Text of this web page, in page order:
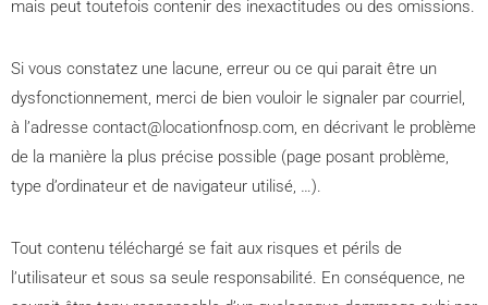
mais peut toutefois contenir des inexactitudes ou des omissions.
Si vous constatez une lacune, erreur ou ce qui parait être un
dysfonctionnement, merci de bien vouloir le signaler par courriel,
à l’adresse contact@locationfnosp.com, en décrivant le problème
de la manière la plus précise possible (page posant problème,
type d’ordinateur et de navigateur utilisé, …).
Tout contenu téléchargé se fait aux risques et périls de
l’utilisateur et sous sa seule responsabilité. En conséquence, ne